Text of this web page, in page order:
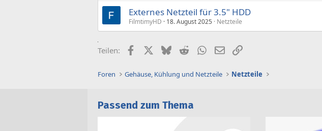
Externes Netzteil für 3.5" HDD
FilmtimyHD 18. August 2025 Netzteile
Teilen: FacebookX (Twitter)
BlueskyRedditWhatsApp
E-MailLink
Foren Gehäuse, Kühlung und Netzteile Netzteile
Passend zum Thema